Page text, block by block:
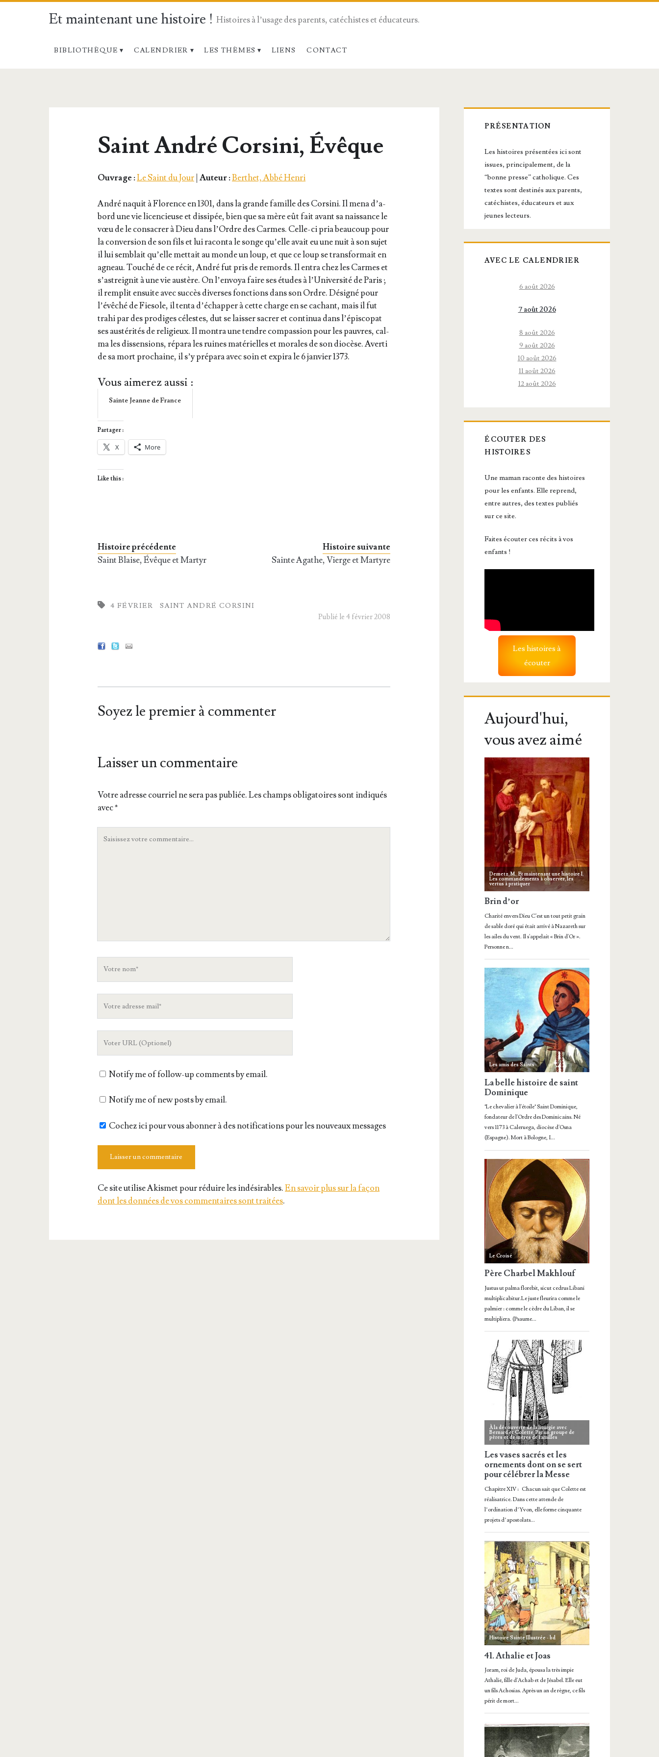
Et maintenant une histoire ! Histoires à l’usage des parents, catéchistes et éducateurs.
BIBLIOTHÈQUE CALENDRIER LES THÈMES LIENS CONTACT
Saint André Corsini, Évêque
Ouvrage :Le Saint du Jour |Auteur :Berthet, Abbé Henri
André naquit à Flo­rence en 1301, dans la grande famille des Cor­si­ni. Il mena d’a­
bord une vie licen­cieuse et dis­si­pée, bien que sa mère eût fait avant sa nais­sance le
vœu de le consa­crer à Dieu dans l’Ordre des Carmes. Celle-ci pria beau­coup pour
la conver­sion de son fils et lui racon­ta le songe qu’elle avait eu une nuit à son sujet
il lui sem­blait qu’elle met­tait au monde un loup, et que ce loup se trans­for­mait en
agneau. Tou­ché de ce récit, André fut pris de remords. Il entra chez les Carmes et
s’as­trei­gnit à une vie aus­tère. On l’en­voya faire ses études à l’U­ni­ver­si­té de Paris ;
il rem­plit ensuite avec suc­cès diverses fonc­tions dans son Ordre. Dési­gné pour
l’é­vê­ché de Fie­sole, il ten­ta d’é­chap­per à cette charge en se cachant, mais il fut
tra­hi par des pro­diges célestes, dut se lais­ser sacrer et conti­nua dans l’é­pis­co­pat
ses aus­té­ri­tés de reli­gieux. Il mon­tra une tendre com­pas­sion pour les pauvres, cal­
ma les dis­sen­sions, répa­ra les ruines maté­rielles et morales de son dio­cèse. Aver­ti
de sa mort pro­chaine, il s’y pré­pa­ra avec soin et expi­ra le 6 jan­vier 1373.
Vous aimerez aussi :
Sainte Jeanne de France
Partager :
X More
Like this :
Histoire précédente
Saint Blaise, Évêque et Martyr
Histoire suivante
Sainte Agathe, Vierge et Martyre
4 FÉVRIER
SAINT ANDRÉ CORSINI
Publié le 4 février 2008
Soyez le premier à commenter
Laisser un commentaire
Votre adresse courriel ne sera pas publiée.Les champs obligatoires sont indiqués
avec*
siteNotify me of follow-up comments by email.
Notify me of new posts by email.
Cochez ici pour vous abonner à des notifications pour les nouveaux messages
Ce site utilise Akismet pour réduire les indésirables.En savoir plus sur la façon
dont les données de vos commentaires sont traitées.
Barre
latérale
principale
PRÉSENTATION
Les histoires présentées ici sont
issues, principalement, de la
“bonne presse” catholique. Ces
textes sont destinés aux parents,
catéchistes, éducateurs et aux
jeunes lecteurs.
AVEC LE CALENDRIER
6 août 2026
7 août 2026
8 août 2026
9 août 2026
10 août 2026
11 août 2026
12 août 2026
ÉCOUTER DES
HISTOIRES
Une maman raconte des histoires
pour les enfants. Elle reprend,
entre autres, des textes publiés
sur ce site.
Faites écouter ces récits à vos
enfants !
Les histoires à
écouter
Aujourd'hui,
vous avez aimé